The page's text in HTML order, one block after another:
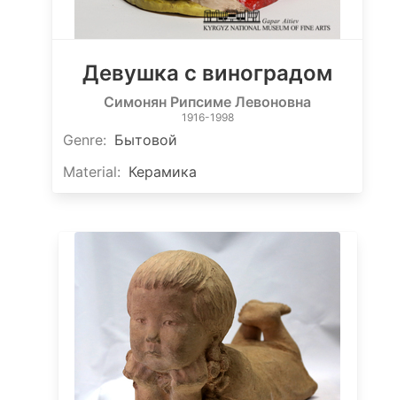
Девушка с виноградом
Симонян Рипсиме Левоновна
1916-1998
Genre: Бытовой
Material: Керамика